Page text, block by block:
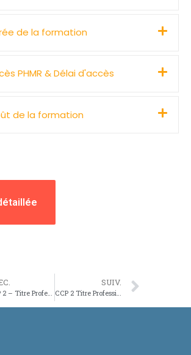
de la formation
PHMR & Délai d'accès
de la formation
CCP 2 – Titre Professionnel – Ouvrier de Production Horticole
SUIV.
CCP 2 Titre Professionnel – Ouvrier du Paysage